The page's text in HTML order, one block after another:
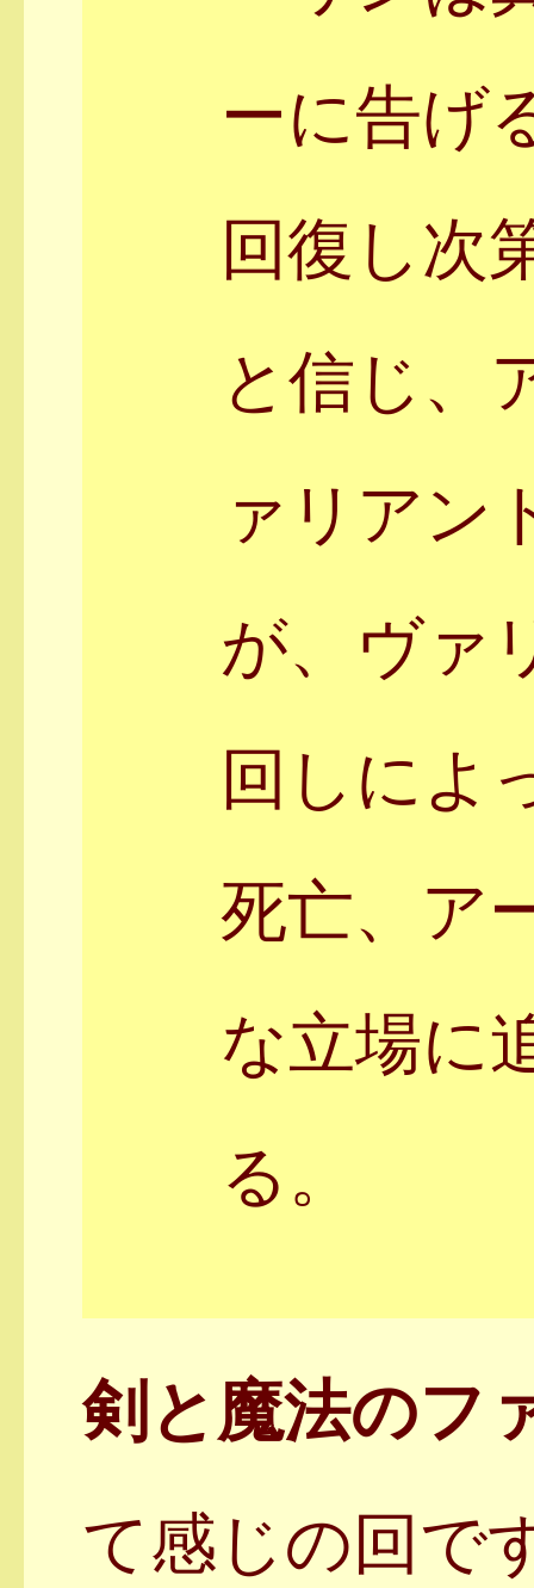
ーに告げ
回復し次
と信じ、
ァリアン
が、ヴァ
回しによ
死亡、ア
な立場に
る。
剣と魔法のフ
て感じの回で